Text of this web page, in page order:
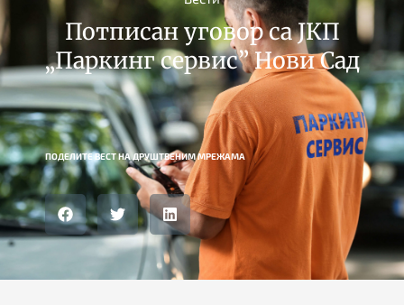
Потписан уговор са ЈКП
„Паркинг сервис” Нови Сад
ПОДЕЛИТЕ ВЕСТ НА ДРУШТВЕНИМ МРЕЖАМА